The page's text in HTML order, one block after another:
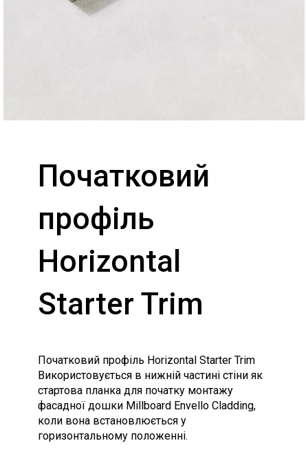
Початковий
профіль
Horizontal
Starter Trim
Початковий профіль Horizontal Starter Trim
Використовується в нижній частині стіни як
стартова планка для початку монтажу
фасадної дошки Millboard Envello Cladding,
коли вона встановлюється у
горизонтальному положенні.